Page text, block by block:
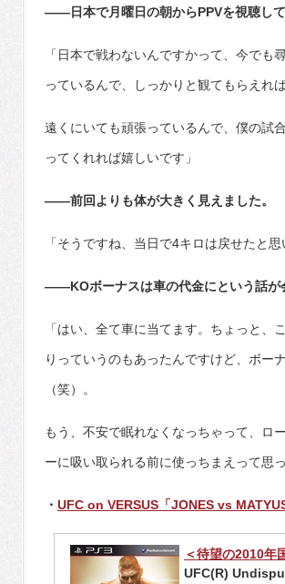
――日本で月曜日の朝からPPVを視聴して
「日本で戦わないんですかって、今で
っているんで、しっかりと観てもらえれ
遠くにいても頑張っているんで、僕の試
ってくれれば嬉しいです」
――前回よりも体が大きく見えました。
「そうですね、当日で4キロは戻せたと思
――KOボーナスは車の代金にという話が
「はい、全て車に当てます。ちょっと
りっていうのもあったんですけど、ボー
（笑）。
もう、不安で眠れなくなっちゃって、ロ
ーに吸い取られる前に使っちまえって思
・ UFC on VERSUS「JONES vs
＜待望の2010年
UFC(R)